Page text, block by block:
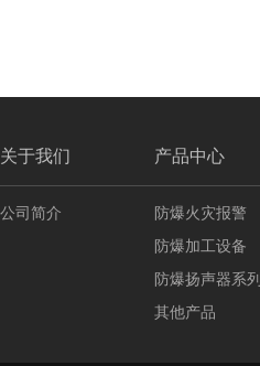
关于我们 产品中心
公司简介
防爆火灾报警
防爆加工设备
防爆扬声器系列
其他产品